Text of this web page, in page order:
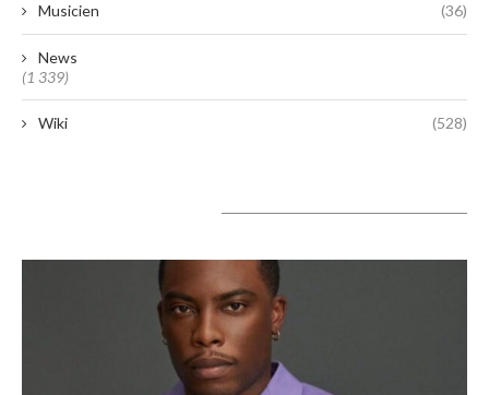
Musicien (36)
News
(1 339)
Wiki (528)